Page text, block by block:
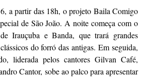
a partir das 18h, o projeto Baila Comigo
de São João. A noite começa com o
Irauçuba e Banda, que trará grandes
do forró das antigas. Em seguida,
liderada pelos cantores Gilvan Café,
Cantor, sobe ao palco para apresentar